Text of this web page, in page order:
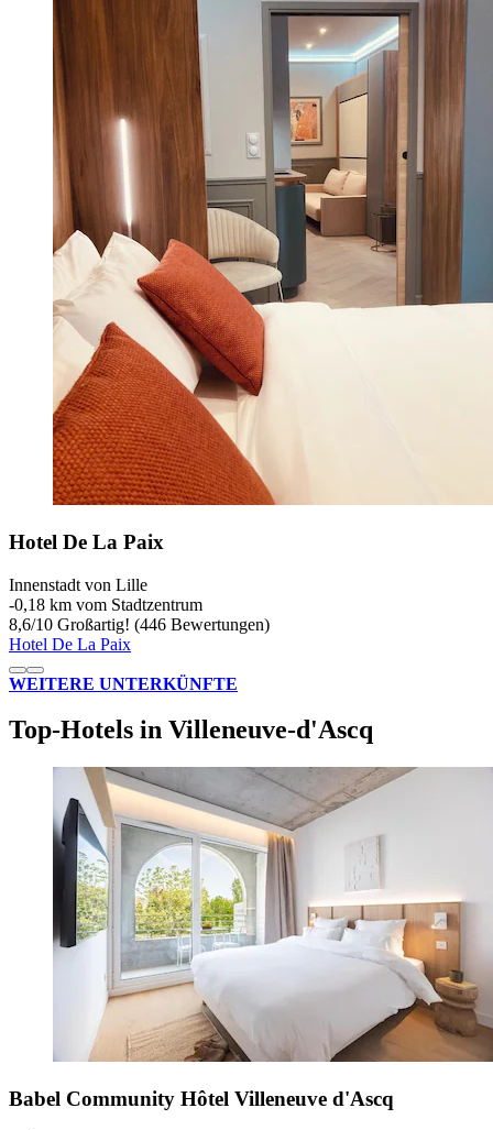
Hotel De La Paix
Innenstadt von Lille
‐0,18 km vom Stadtzentrum
8,6/10 Großartig! (446 Bewertungen)
Hotel De La Paix
WEITERE UNTERKÜNFTE
Top-Hotels in Villeneuve-d'Ascq
Babel Community Hôtel Villeneuve d'Ascq